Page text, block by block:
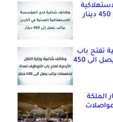
تفتح باب
التوظيف لعدة تخصصات براتب يصل الى 450
دينار والمواصلات